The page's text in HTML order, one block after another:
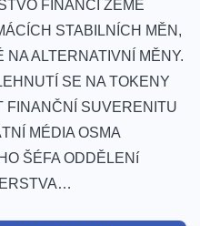
FINANCÍ ZEMĚ
STABILNÍCH MĚN,
ALTERNATIVNÍ MĚNY.
SE NA TOKENY
FINANČNÍ ‍SUVERENITU
MÉDIA OSMA
ŠÉFA ODDĚLENí